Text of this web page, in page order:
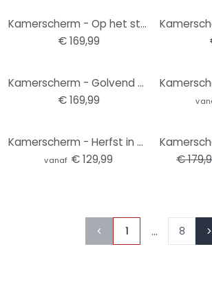
Kamerscherm - Op het strand - sepia, 5-delig - 225x172 cm
€ 169,99
Kamerscherm - Golvend wit, 5-delig - 225x172 cm
€ 169,99
Kamerscherm - Herfst in het park, 3-delig
vanaf € 129,99
€
1 ... 8